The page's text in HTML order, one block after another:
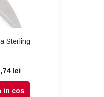
Sterling
lei
in cos